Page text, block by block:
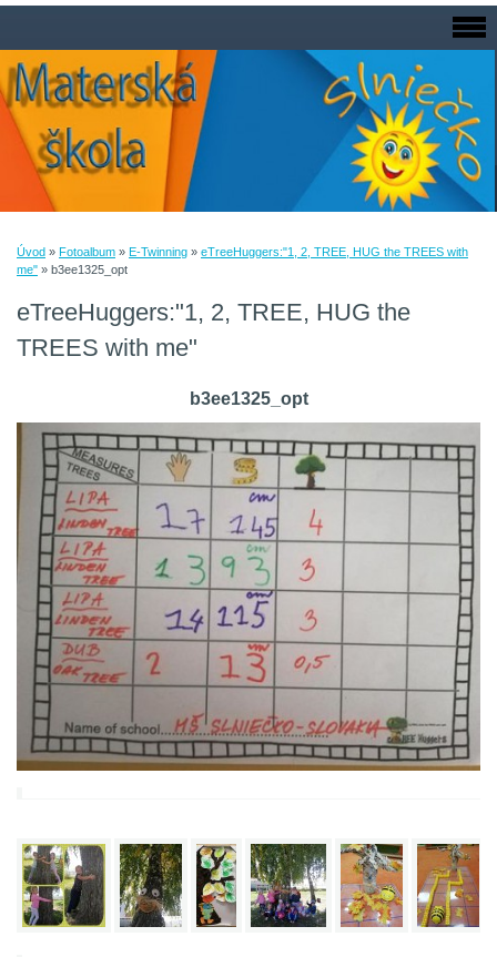
Úvod » Fotoalbum » E-Twinning » eTreeHuggers:"1, 2, TREE, HUG the TREES with
me" » b3ee1325_opt
eTreeHuggers:"1, 2, TREE, HUG the
TREES with me"
b3ee1325_opt